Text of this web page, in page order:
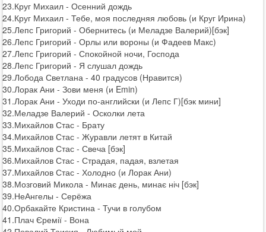
23.Круг Михаил - Осенний дождь
24.Круг Михаил - Тебе, моя последняя любовь (и Круг Ирина)
25.Лепс Григорий - Обернитесь (и Меладзе Валерий)[бэк]
26.Лепс Григорий - Орлы или вороны (и Фадеев Макс)
27.Лепс Григорий - Спокойной ночи, Господа
28.Лепс Григорий - Я слушал дождь
29.Лобода Светлана - 40 градусов (Нравится)
30.Лорак Ани - Зови меня (и Emin)
31.Лорак Ани - Уходи по-английски (и Лепс Г)[бэк мини]
32.Меладзе Валерий - Осколки лета
33.Михайлов Стас - Брату
34.Михайлов Стас - Журавли летят в Китай
35.Михайлов Стас - Свеча [бэк]
36.Михайлов Стас - Страдая, падая, взлетая
37.Михайлов Стас - Холодно (и Лорак Ани)
38.Мозговий Микола - Минає день, минає ніч [бэк]
39.НеАнгелы - Серёжа
40.Орбакайте Кристина - Тучи в голубом
41.Плач Єремії - Вона